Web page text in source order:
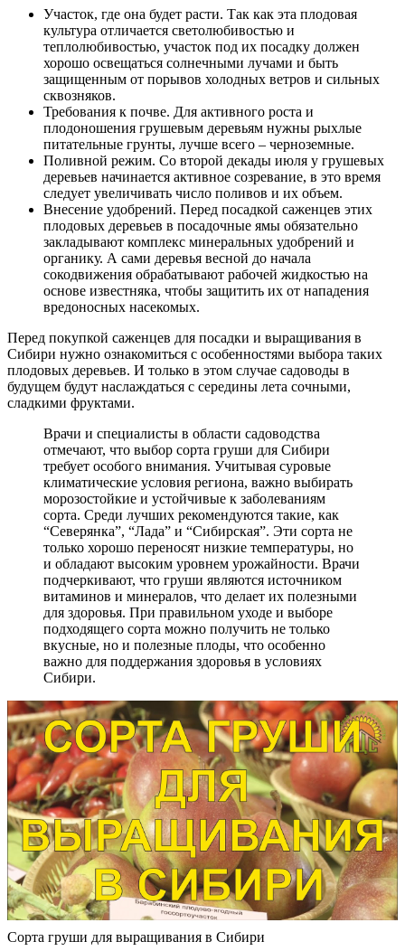
Участок, где она будет расти. Так как эта плодовая
культура отличается светолюбивостью и
теплолюбивостью, участок под их посадку должен
хорошо освещаться солнечными лучами и быть
защищенным от порывов холодных ветров и сильных
сквозняков.
Требования к почве. Для активного роста и
плодоношения грушевым деревьям нужны рыхлые
питательные грунты, лучше всего – черноземные.
Поливной режим. Со второй декады июля у грушевых
деревьев начинается активное созревание, в это время
следует увеличивать число поливов и их объем.
Внесение удобрений. Перед посадкой саженцев этих
плодовых деревьев в посадочные ямы обязательно
закладывают комплекс минеральных удобрений и
органику. А сами деревья весной до начала
сокодвижения обрабатывают рабочей жидкостью на
основе известняка, чтобы защитить их от нападения
вредоносных насекомых.
Перед покупкой саженцев для посадки и выращивания в
Сибири нужно ознакомиться с особенностями выбора таких
плодовых деревьев. И только в этом случае садоводы в
будущем будут наслаждаться с середины лета сочными,
сладкими фруктами.
Врачи и специалисты в области садоводства
отмечают, что выбор сорта груши для Сибири
требует особого внимания. Учитывая суровые
климатические условия региона, важно выбирать
морозостойкие и устойчивые к заболеваниям
сорта. Среди лучших рекомендуются такие, как
“Северянка”, “Лада” и “Сибирская”. Эти сорта не
только хорошо переносят низкие температуры, но
и обладают высоким уровнем урожайности. Врачи
подчеркивают, что груши являются источником
витаминов и минералов, что делает их полезными
для здоровья. При правильном уходе и выборе
подходящего сорта можно получить не только
вкусные, но и полезные плоды, что особенно
важно для поддержания здоровья в условиях
Сибири.
Сорта груши для выращивания в Сибири